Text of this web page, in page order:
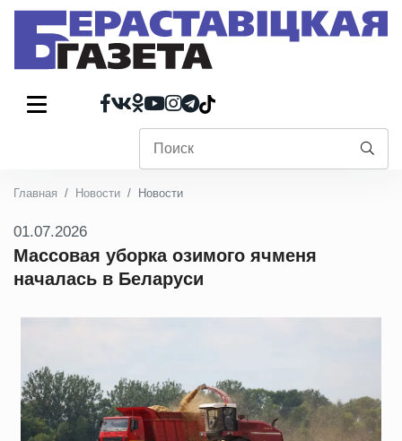
Главная Новости Новости
01.07.2026
Массовая уборка озимого ячменя
началась в Беларуси